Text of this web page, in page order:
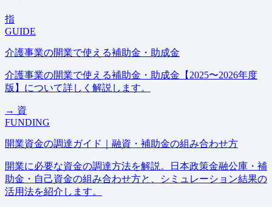
指
GUIDE
介護事業の開業で使える補助金・助成金
介護事業の開業で使える補助金・助成金【2025〜2026年度
版】について詳しく解説します。
→ 資
FUNDING
開業資金の調達ガイド｜融資・補助金の組み合わせ方
開業に必要な資金の調達方法を解説。日本政策金融公庫・補
助金・自己資金の組み合わせ方と、シミュレーション結果の
活用法を紹介します。